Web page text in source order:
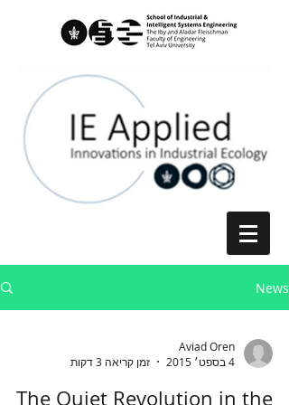
News
Aviad Oren
4 בספט׳ 2015
זמן קריאה 3 דקות
The Quiet Revolution in the